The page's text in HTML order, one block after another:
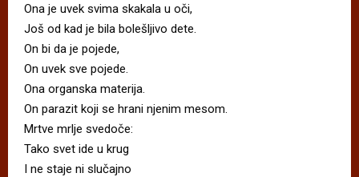
Ona je uvek svima skakala u oči,
Još od kad je bila bolešljivo dete.
On bi da je pojede,
On uvek sve pojede.
Ona organska materija.
On parazit koji se hrani njenim mesom.
Mrtve mrlje svedoče:
Tako svet ide u krug
I ne staje ni slučajno